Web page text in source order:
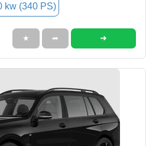
kw (340 PS)
★ ➦ ➜